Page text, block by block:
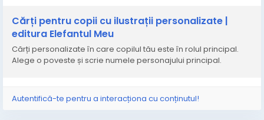
Cărți pentru copii cu ilustrații personalizate |
editura Elefantul Meu
Cărți personalizate în care copilul tău este în rolul principal.
Alege o poveste și scrie numele personajului principal.
Autentifică-te pentru a interacționa cu conținutul!